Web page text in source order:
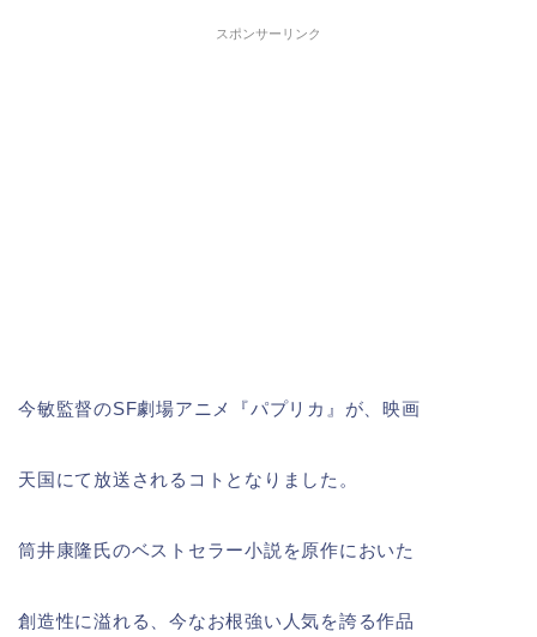
スポンサーリンク
今敏監督のSF劇場アニメ『パプリカ』が、映画
天国にて放送されるコトとなりました。
筒井康隆氏のベストセラー小説を原作においた
創造性に溢れる、今なお根強い人気を誇る作品